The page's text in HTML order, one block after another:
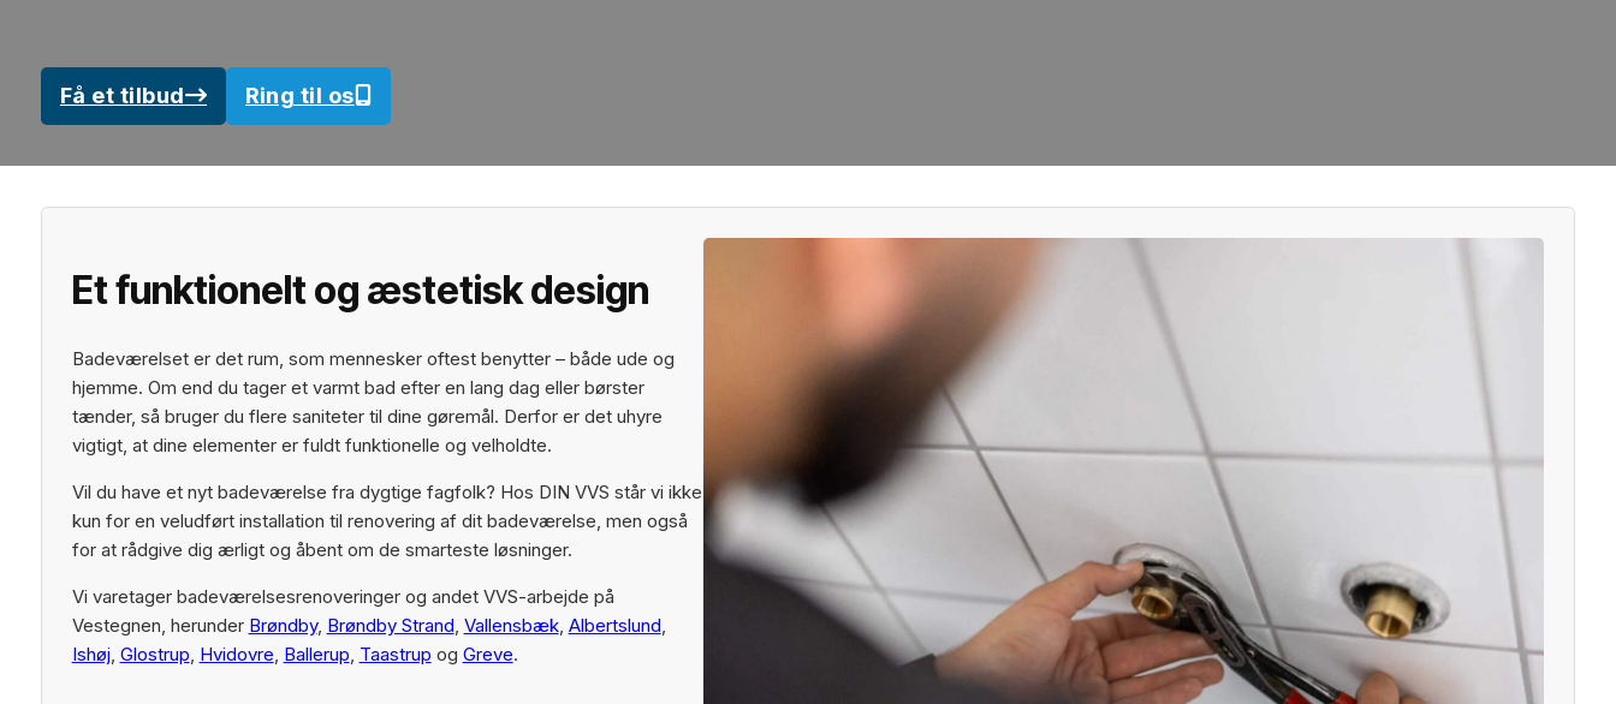
Få et tilbud
Ring til os
Et funktionelt og æstetisk design
Badeværelset er det rum, som mennesker oftest benytter – både ude og
hjemme. Om end du tager et varmt bad efter en lang dag eller børster
tænder, så bruger du flere saniteter til dine gøremål. Derfor er det uhyre
vigtigt, at dine elementer er fuldt funktionelle og velholdte.
Vil du have et nyt badeværelse fra dygtige fagfolk? Hos DIN VVS står vi ikke
kun for en veludført installation til renovering af dit badeværelse, men også
for at rådgive dig ærligt og åbent om de smarteste løsninger.
Vi varetager badeværelsesrenoveringer og andet VVS-arbejde på
Vestegnen, herunder Brøndby, Brøndby Strand, Vallensbæk, Albertslund,
Ishøj, Glostrup, Hvidovre, Ballerup, Taastrup og Greve.